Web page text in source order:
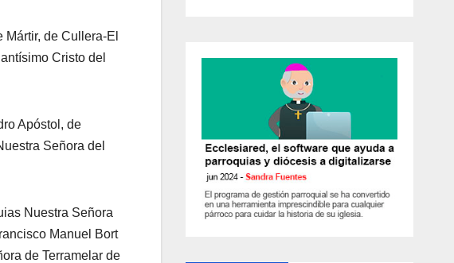
de Cullera-El
Cristo del
Apóstol, de
Señora del
Nuestra Señora
Manuel Bort
de Terramelar de